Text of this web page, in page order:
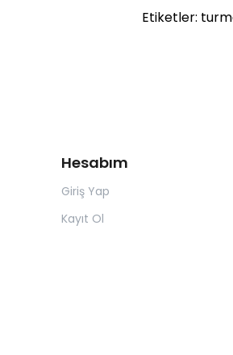
Etiketler:
Hesabım
Giriş Yap
Kayıt Ol